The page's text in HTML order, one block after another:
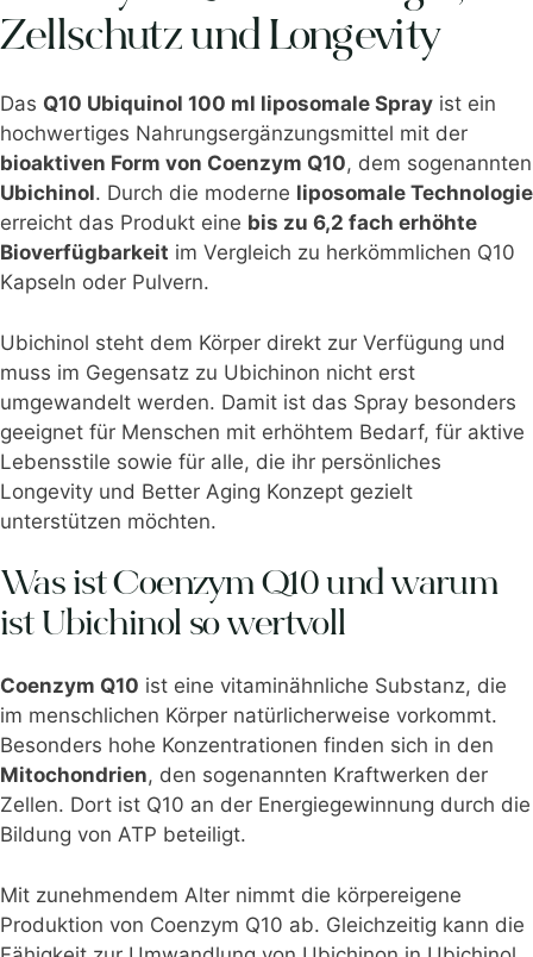
Zellschutz und Longevity
Das Q10 Ubiquinol 100 ml liposomale Spray ist ein
hochwertiges Nahrungsergänzungsmittel mit der
bioaktiven Form von Coenzym Q10, dem sogenannten
Ubichinol. Durch die moderne liposomale Technologie
erreicht das Produkt eine bis zu 6,2 fach erhöhte
Bioverfügbarkeit im Vergleich zu herkömmlichen Q10
Kapseln oder Pulvern.
Ubichinol steht dem Körper direkt zur Verfügung und
muss im Gegensatz zu Ubichinon nicht erst
umgewandelt werden. Damit ist das Spray besonders
geeignet für Menschen mit erhöhtem Bedarf, für aktive
Lebensstile sowie für alle, die ihr persönliches
Longevity und Better Aging Konzept gezielt
unterstützen möchten.
Was ist Coenzym Q10 und warum
ist Ubichinol so wertvoll
Coenzym Q10 ist eine vitaminähnliche Substanz, die
im menschlichen Körper natürlicherweise vorkommt.
Besonders hohe Konzentrationen finden sich in den
Mitochondrien, den sogenannten Kraftwerken der
Zellen. Dort ist Q10 an der Energiegewinnung durch die
Bildung von ATP beteiligt.
Mit zunehmendem Alter nimmt die körpereigene
Produktion von Coenzym Q10 ab. Gleichzeitig kann die